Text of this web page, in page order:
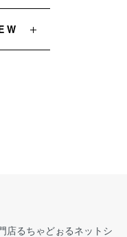
店るちゃどぉるネットシ